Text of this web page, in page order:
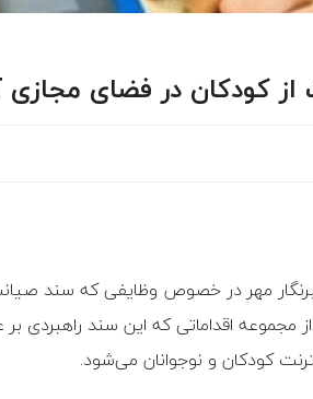
کودکان در فضای مجازی
مهر در خصوص وظایفی که سند
مجموعه اقداماتی که این سند راهبردی
کودکان و نوجوانان می‌شود.